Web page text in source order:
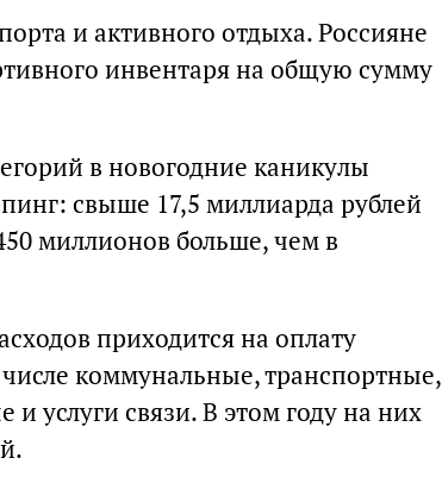
и активного отдыха. Россияне
инвентаря на общую сумму
в новогодние каникулы
свыше 17,5 миллиарда рублей
миллионов больше, чем в
приходится на оплату
коммунальные, транспортные,
услуги связи. В этом году на них